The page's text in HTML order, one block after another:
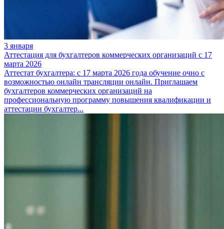
3 января
Аттестация для бухгалтеров коммерческих организаций с 17
марта 2026
Аттестат бухгалтера: с 17 марта 2026 года обучение очно с
возможностью онлайн трансляции онлайн. Приглашаем
бухгалтеров коммерческих организаций на
профессиональную программу повышения квалификации и
аттестации бухгалтер...